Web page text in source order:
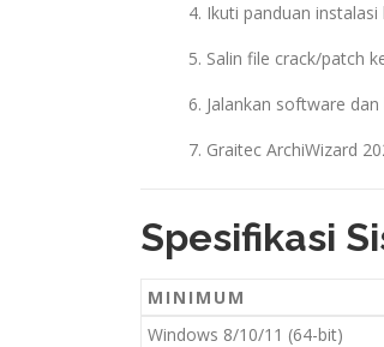
Ikuti panduan instalasi
Salin file crack/patch
Jalankan software
Graitec ArchiWizard
Spesifikasi
MINIMUM
Windows 8/10/11 (64-bit)